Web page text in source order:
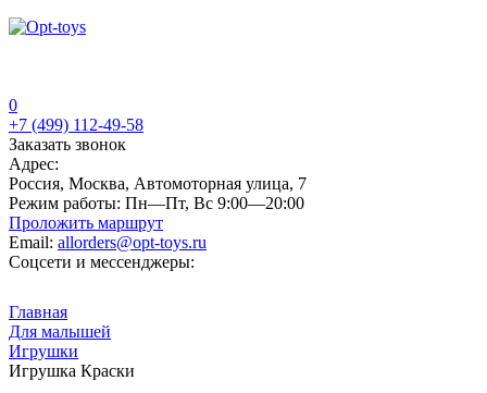
0
+7 (499) 112-49-58
Заказать звонок
Адрес:
Россия, Москва, Автомоторная улица, 7
Режим работы: Пн—Пт, Вс 9:00—20:00
Проложить маршрут
Email: allorders@opt-toys.ru
Соцсети и мессенджеры:
Главная
Для малышей
Игрушки
Игрушка Краски